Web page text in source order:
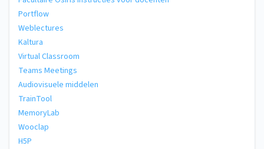
Portflow
Weblectures
Kaltura
Virtual Classroom
Teams Meetings
Audiovisuele middelen
TrainTool
MemoryLab
Wooclap
H5P